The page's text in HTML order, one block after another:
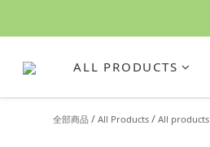
ALL PRODUCTS
全部商品 / All Products / All products